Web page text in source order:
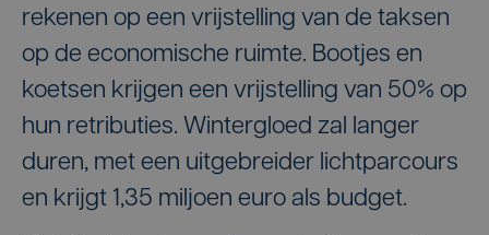
rekenen op een vrijstelling van de taksen
op de economische ruimte. Bootjes en
koetsen krijgen een vrijstelling van 50% op
hun retributies. Wintergloed zal langer
duren, met een uitgebreider lichtparcours
en krijgt 1,35 miljoen euro als budget.